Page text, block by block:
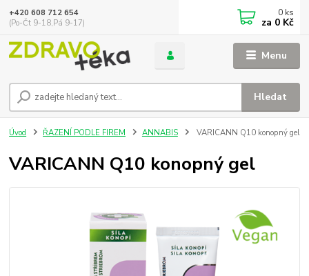
Menu
Hledat
+420 608 712 654
(Po-Čt 9-18,Pá 9-17)
0 ks
za 0 Kč
Úvod ŘAZENÍ PODLE FIREM ANNABIS VARICANN Q10 konopný gel
VARICANN Q10 konopný gel